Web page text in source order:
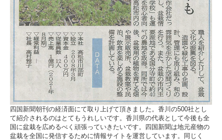
四国新聞朝刊の経済面にて取り上げて頂きました。香川の500社とし
て紹介されるのはとてもうれしいです。香川県の代表として今後も全
国に盆栽を広めるべく頑張っていきたいです。四国新聞は地元産物の
盆栽を全国に発信するために情報サイトを運営しています。同じく